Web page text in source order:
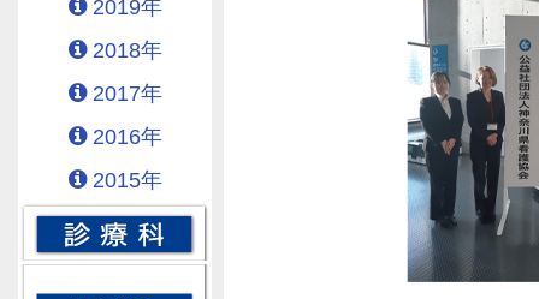
2019年
2018年
2017年
2016年
2015年